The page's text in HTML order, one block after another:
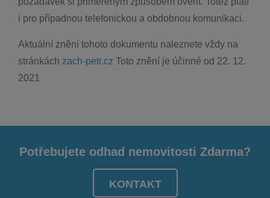
i pro případnou telefonickou a obdobnou komunikaci.
Aktuální znění tohoto dokumentu naleznete vždy na
stránkách zach-petr.cz Toto znění je účinné od 22. 12.
2021
Potřebujete odhad nemovitosti Zdarma?
KONTAKT